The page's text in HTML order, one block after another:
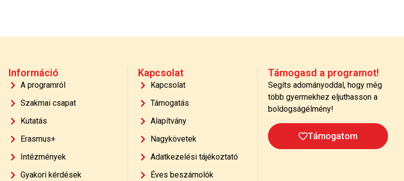
Információ
A programról
Szakmai csapat
Kutatás
Erasmus+
Intézmények
Gyakori kérdések
Kapcsolat
Kapcsolat
Támogatás
Alapítvány
Nagykövetek
Adatkezelési tájékoztató
Éves beszámolók
Támogasd a programot!
Segíts adományoddal, hogy még
több gyermekhez eljuthasson a
boldogságélmény!
Támogatom